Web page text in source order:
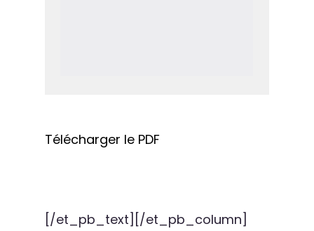
Télécharger le PDF
[/et_pb_text][/et_pb_column]